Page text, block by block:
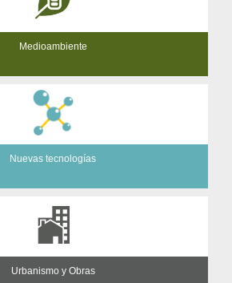
Medioambiente
Nuevas tecnologías
Urbanismo y Obras